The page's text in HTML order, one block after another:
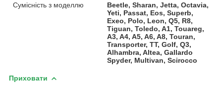
Сумісність з моделлю
Beetle, Sharan, Jetta, Octavia,
Yeti, Passat, Eos, Superb,
Exeo, Polo, Leon, Q5, R8,
Tiguan, Toledo, A1, Touareg,
A3, A4, A5, A6, A8, Touran,
Transporter, TT, Golf, Q3,
Alhambra, Altea, Gallardo
Spyder, Multivan, Scirocco
Приховати